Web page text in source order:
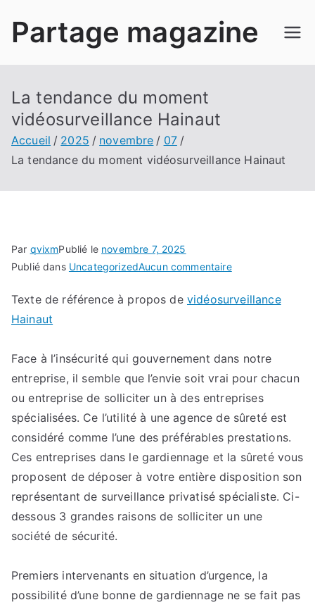
Partage magazine
La tendance du moment
vidéosurveillance Hainaut
Accueil 2025 novembre
07
La tendance du moment vidéosurveillance Hainaut
Par qvixmPublié le novembre 7, 2025
Publié dans UncategorizedAucun commentairesur
tendance
vidéosurveillance
Texte de référence à propos de vidéosurveillance
Hainaut
Face à l’insécurité qui gouvernement dans notre
entreprise, il semble que l’envie soit vrai pour chacun
ou entreprise de solliciter un à des entreprises
spécialisées. Ce l’utilité à une agence de sûreté est
considéré comme l’une des préférables prestations.
Ces entreprises dans le gardiennage et la sûreté vous
proposent de déposer à votre entière disposition son
représentant de surveillance privatisé spécialiste. Ci-
dessous 3 grandes raisons de solliciter un une
société de sécurité.
Premiers intervenants en situation d’urgence, la
possibilité d’une bonne de gardiennage ne se fait pas